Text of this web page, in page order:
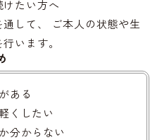
けたい方へ
して、 ご本人の状態や生
います。
ある
くしたい
分からない